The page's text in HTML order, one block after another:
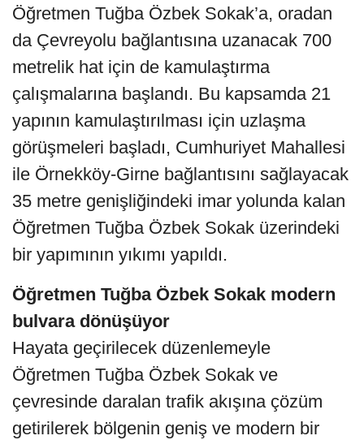
Öğretmen Tuğba Özbek Sokak’a, oradan
da Çevreyolu bağlantısına uzanacak 700
metrelik hat için de kamulaştırma
çalışmalarına başlandı. Bu kapsamda 21
yapının kamulaştırılması için uzlaşma
görüşmeleri başladı, Cumhuriyet Mahallesi
ile Örnekköy-Girne bağlantısını sağlayacak
35 metre genişliğindeki imar yolunda kalan
Öğretmen Tuğba Özbek Sokak üzerindeki
bir yapımının yıkımı yapıldı.
Öğretmen Tuğba Özbek Sokak modern
bulvara dönüşüyor
Hayata geçirilecek düzenlemeyle
Öğretmen Tuğba Özbek Sokak ve
çevresinde daralan trafik akışına çözüm
getirilerek bölgenin geniş ve modern bir